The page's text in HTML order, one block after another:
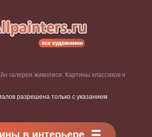
галерея живописи. Картины классиков и
разрешена только с указанием
в интерьере